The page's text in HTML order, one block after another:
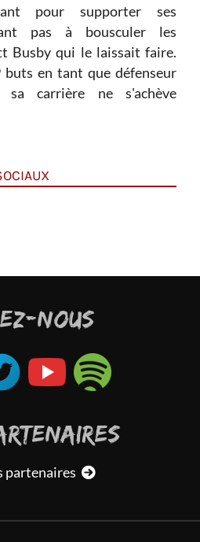
pour supporter ses
pas à bousculer les
Busby qui le laissait faire.
en tant que défenseur
sa carrière ne s'achève
NOUS
partenaires